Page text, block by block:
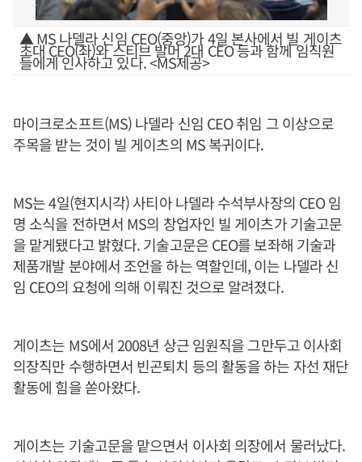
▲ MS 나델라 신임 CEO(중앙)가 4일 본사에서 빌 게이츠
초대 CEO(좌)와 스티브 발머 2대 CEO 등과 함께 임직원
들에게 인사하고 있다. <MS제공>
마이크로소프트(MS) 나델라 신임 CEO 취임 그 이상으로
주목을 받는 것이 빌 게이츠의 MS 복귀이다.
MS는 4일(현지시각) 사티아 나델라 수석부사장의 CEO 임
명 소식을 전하면서 MS의 창업자인 빌 게이츠가 기술고문
을 맡게됐다고 밝혔다. 기술고문은 CEO를 보좌해 기술과
제품개발 분야에서 조언을 하는 역할인데, 이는 나델라 신
임 CEO의 요청에 의해 이뤄진 것으로 알려졌다.
게이츠는 MS에서 2008년 상근 임원직을 그만두고 이사회
의장직만 수행하면서 빈곤퇴치 등의 활동을 하는 자선 재단
활동에 힘을 쏟아왔다.
게이츠는 기술고문을 맡으면서 이사회 의장에서 물러났다.